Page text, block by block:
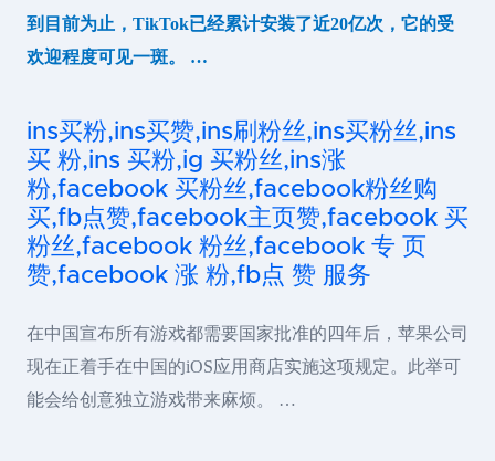
到目前为止，TikTok已经累计安装了近20亿次，它的受
欢迎程度可见一斑。 …
ins买粉,ins买赞,ins刷粉丝,ins买粉丝,ins
买 粉,ins 买粉,ig 买粉丝,ins涨
粉,facebook 买粉丝,facebook粉丝购
买,fb点赞,facebook主页赞,facebook 买
粉丝,facebook 粉丝,facebook 专 页
赞,facebook 涨 粉,fb点 赞 服务
在中国宣布所有游戏都需要国家批准的四年后，苹果公司
现在正着手在中国的iOS应用商店实施这项规定。此举可
能会给创意独立游戏带来麻烦。 …